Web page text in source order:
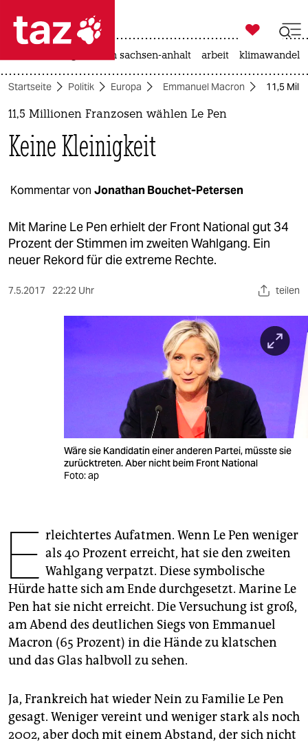
 taz zahl ich
taz zahl ich
themen
politik
öko
gesellschaft
kultur
veranstaltungen
unterstützen
genossenschaft
epaper login

taz zahl ich
landtagswahl in sachsen-anhalt arbeit klimawandel
Startseite Politik Europa Emmanuel Macron 11,5
11,5 Millionen Franzosen wählen Le Pen
Keine Kleinigkeit
Kommentar von Jonathan Bouchet-Petersen
Mit Marine Le Pen erhielt der Front National gut 34
Prozent der Stimmen im zweiten Wahlgang. Ein
neuer Rekord für die extreme Rechte.
7.5.2017 22:22 Uhr teilen
Wäre sie Kandidatin einer anderen Partei, müsste sie
zurücktreten. Aber nicht beim Front National
Foto: ap
E rleichtertes Aufatmen. Wenn Le Pen weniger
als 40 Prozent erreicht, hat sie den zweiten
Wahlgang verpatzt. Diese symbolische
Hürde hatte sich am Ende durchgesetzt. Marine Le
Pen hat sie nicht erreicht. Die Versuchung ist groß,
am Abend des deutlichen Siegs von Emmanuel
Macron (65 Prozent) in die Hände zu klatschen
und das Glas halbvoll zu sehen.
Ja, Frankreich hat wieder Nein zu Familie Le Pen
gesagt. Weniger vereint und weniger stark als noch
2002, aber doch mit einem Abstand, der sich nicht